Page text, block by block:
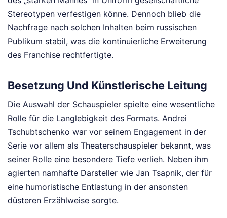
Stereotypen verfestigen könne. Dennoch blieb die
Nachfrage nach solchen Inhalten beim russischen
Publikum stabil, was die kontinuierliche Erweiterung
des Franchise rechtfertigte.
Besetzung Und Künstlerische Leitung
Die Auswahl der Schauspieler spielte eine wesentliche
Rolle für die Langlebigkeit des Formats. Andrei
Tschubtschenko war vor seinem Engagement in der
Serie vor allem als Theaterschauspieler bekannt, was
seiner Rolle eine besondere Tiefe verlieh. Neben ihm
agierten namhafte Darsteller wie Jan Tsapnik, der für
eine humoristische Entlastung in der ansonsten
düsteren Erzählweise sorgte.